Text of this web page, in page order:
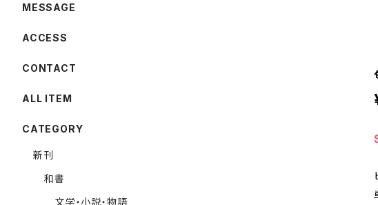
MESSAGE
ACCESS
CONTACT
ALL ITEM
CATEGORY
新刊
和書
文学・小説・物語